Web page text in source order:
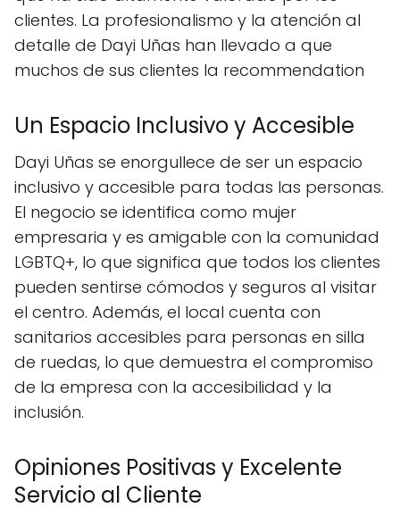
clientes. La profesionalismo y la atención al
detalle de Dayi Uñas han llevado a que
muchos de sus clientes la recommendation
Un Espacio Inclusivo y Accesible
Dayi Uñas se enorgullece de ser un espacio
inclusivo y accesible para todas las personas.
El negocio se identifica como mujer
empresaria y es amigable con la comunidad
LGBTQ+, lo que significa que todos los clientes
pueden sentirse cómodos y seguros al visitar
el centro. Además, el local cuenta con
sanitarios accesibles para personas en silla
de ruedas, lo que demuestra el compromiso
de la empresa con la accesibilidad y la
inclusión.
Opiniones Positivas y Excelente
Servicio al Cliente